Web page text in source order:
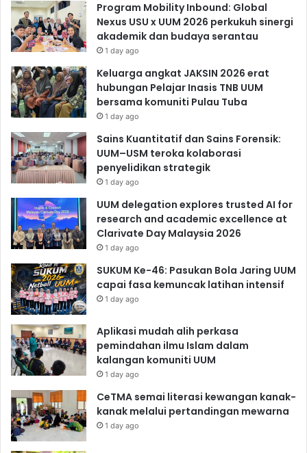
Program Mobility Inbound: Global
Nexus USU x UUM 2026 perkukuh sinergi
akademik dan budaya serantau
1 day ago
Keluarga angkat JAKSIN 2026 erat
hubungan Pelajar Inasis TNB UUM
bersama komuniti Pulau Tuba
1 day ago
Sains Kuantitatif dan Sains Forensik:
UUM–USM teroka kolaborasi
penyelidikan strategik
1 day ago
UUM delegation explores trusted AI for
research and academic excellence at
Clarivate Day Malaysia 2026
1 day ago
SUKUM Ke-46: Pasukan Bola Jaring UUM
capai fasa kemuncak latihan intensif
1 day ago
Aplikasi mudah alih perkasa
pemindahan ilmu Islam dalam
kalangan komuniti UUM
1 day ago
CeTMA semai literasi kewangan kanak-
kanak melalui pertandingan mewarna
1 day ago